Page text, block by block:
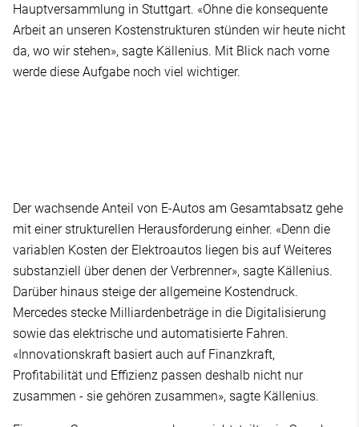
Hauptversammlung in Stuttgart. «Ohne die konsequente
Arbeit an unseren Kostenstrukturen stünden wir heute nicht
da, wo wir stehen», sagte Källenius. Mit Blick nach vorne
werde diese Aufgabe noch viel wichtiger.
Der wachsende Anteil von E-Autos am Gesamtabsatz gehe
mit einer strukturellen Herausforderung einher. «Denn die
variablen Kosten der Elektroautos liegen bis auf Weiteres
substanziell über denen der Verbrenner», sagte Källenius.
Darüber hinaus steige der allgemeine Kostendruck.
Mercedes stecke Milliardenbeträge in die Digitalisierung
sowie das elektrische und automatisierte Fahren.
«Innovationskraft basiert auch auf Finanzkraft,
Profitabilität und Effizienz passen deshalb nicht nur
zusammen - sie gehören zusammen», sagte Källenius.